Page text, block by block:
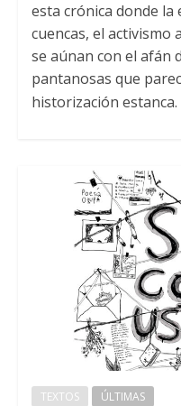
esta crónica donde
cuencas, el activismo
se aúnan con el afán
pantanosas que
historización estanca.
TEXTOS ÚLTIMAS